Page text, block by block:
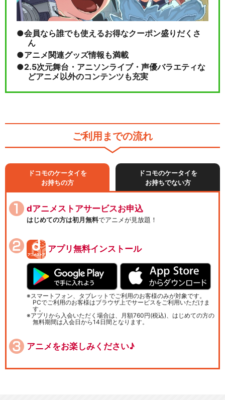
会員なら誰でも使えるお得なクーポン盛りだくさ
ん
アニメ関連グッズ情報も満載
2.5次元舞台・アニソンライブ・声優バラエティな
どアニメ以外のコンテンツも充実
ご利用までの流れ
ドコモのケータイを
お持ちの方
ドコモのケータイを
お持ちでない方
dアニメストアサービスお申込
はじめての方は初月無料でアニメが見放題！
アプリ無料インストール
スマートフォン、タブレットでご利用のお客様のみが対象です。
PCでご利用のお客様はブラウザ上でサービスをご利用いただけま
す。
アプリから入会いただく場合は、月額760円(税込)、はじめての方の
無料期間は入会日から14日間となります。
アニメをお楽しみください♪